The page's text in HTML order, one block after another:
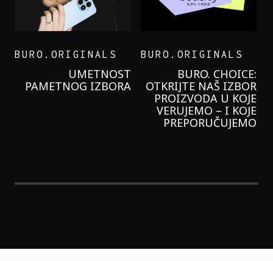
GARNIER KREMU I
NIKADA NIŠTA
LAGANIJE NISAM
KORISTILA